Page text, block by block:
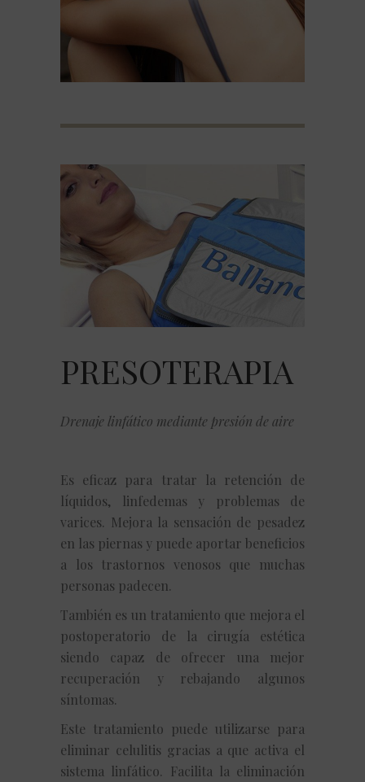
PRESOTERAPIA
Drenaje linfático mediante presión de aire
Es eficaz para tratar la retención de
líquidos, linfedemas y problemas de
varices. Mejora la sensación de pesadez
en las piernas y puede aportar beneficios
a los trastornos venosos que muchas
personas padecen.
También es un tratamiento que mejora el
postoperatorio de la cirugía estética
siendo capaz de ofrecer una mejor
recuperación y rebajando algunos
síntomas.
Este tratamiento puede utilizarse para
eliminar celulitis gracias a que activa el
sistema linfático. Facilita la eliminación